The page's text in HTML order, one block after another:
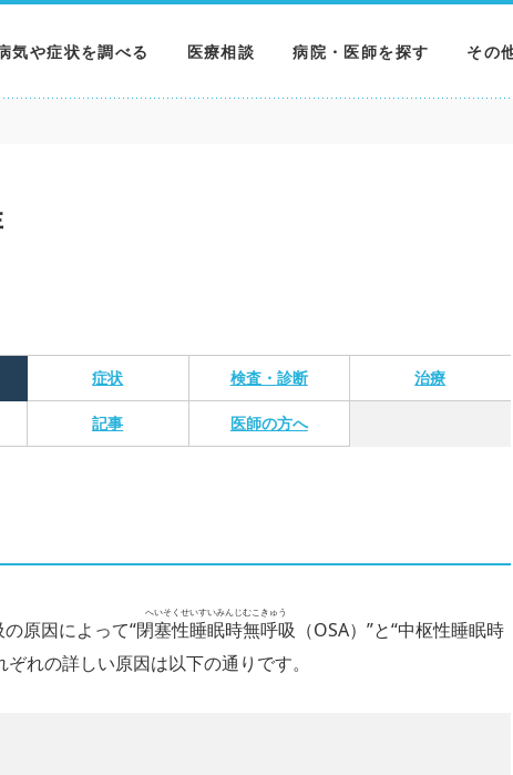
気や症状を調べる
病気を調べる
検査を調べる
医療相談 病院・医師を探す
病院を探す
その
MN
症状 検査・診断 治療
記事 医師の方へ
原因によって“閉塞性睡眠時無呼吸
へいそくせいすいみんじむこきゅう
（OSA）”と“中枢性睡眠時
れの詳しい原因は以下の通りです。